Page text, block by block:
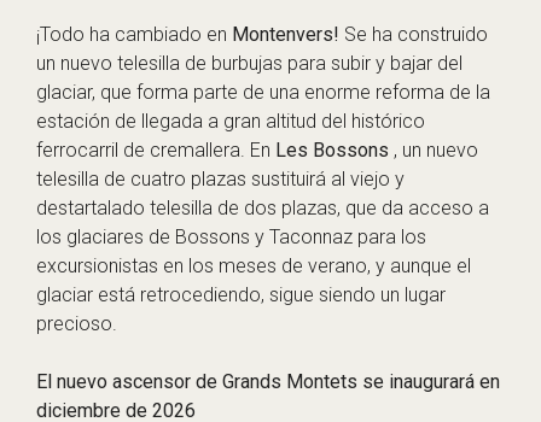
¡Todo ha cambiado en Montenvers! Se ha construido
un nuevo telesilla de burbujas para subir y bajar del
glaciar, que forma parte de una enorme reforma de la
estación de llegada a gran altitud del histórico
ferrocarril de cremallera. En Les Bossons , un nuevo
telesilla de cuatro plazas sustituirá al viejo y
destartalado telesilla de dos plazas, que da acceso a
los glaciares de Bossons y Taconnaz para los
excursionistas en los meses de verano, y aunque el
glaciar está retrocediendo, sigue siendo un lugar
precioso.
El nuevo ascensor de Grands Montets se inaugurará en
diciembre de 2026